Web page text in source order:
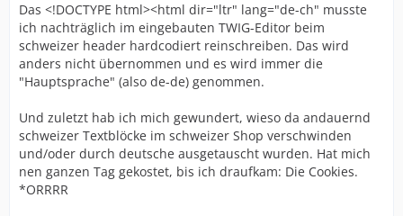
Das <!DOCTYPE html><html dir="ltr" lang="de-ch" musste
ich nachträglich im eingebauten TWIG-Editor beim
schweizer header hardcodiert reinschreiben. Das wird
anders nicht übernommen und es wird immer die
"Hauptsprache" (also de-de) genommen.
Und zuletzt hab ich mich gewundert, wieso da andauernd
schweizer Textblöcke im schweizer Shop verschwinden
und/oder durch deutsche ausgetauscht wurden. Hat mich
nen ganzen Tag gekostet, bis ich draufkam: Die Cookies.
*ORRRR